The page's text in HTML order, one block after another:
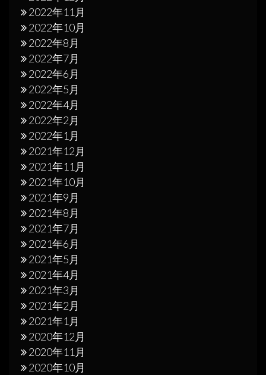
2022年11月
2022年10月
2022年8月
2022年7月
2022年6月
2022年5月
2022年4月
2022年2月
2022年1月
2021年12月
2021年11月
2021年10月
2021年9月
2021年8月
2021年7月
2021年6月
2021年5月
2021年4月
2021年3月
2021年2月
2021年1月
2020年12月
2020年11月
2020年10月